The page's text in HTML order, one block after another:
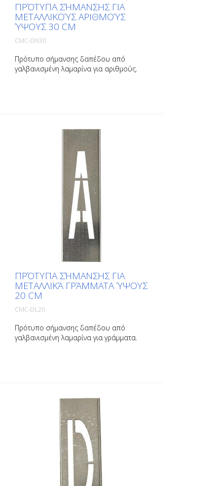
ΠΡΌΤΥΠΑ ΣΉΜΑΝΣΗΣ ΓΙΑ
ΜΕΤΑΛΛΙΚΟΎΣ ΑΡΙΘΜΟΎΣ
ΎΨΟΥΣ 30 CM
CMC-DN30
Πρότυπο σήμανσης δαπέδου από
γαλβανισμένη λαμαρίνα για αριθμούς.
ΠΡΌΤΥΠΑ ΣΉΜΑΝΣΗΣ ΓΙΑ
ΜΕΤΑΛΛΙΚΆ ΓΡΆΜΜΑΤΑ ΎΨΟΥΣ
20 CM
CMC-DL20
Πρότυπο σήμανσης δαπέδου από
γαλβανισμένη λαμαρίνα για γράμματα.